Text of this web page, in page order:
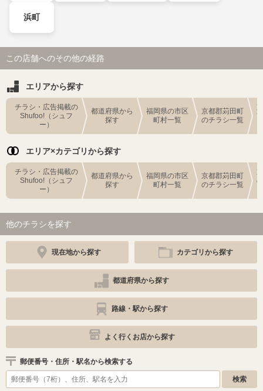
浜町
この店舗へのその他の経路
エリアから探す
チラシ・広告掲載の
Shufoo!（シュフ
ー）
都道府県から
探す
福岡県の市区
町村一覧
京都郡苅田町
のチラシ一覧
エリア×カテゴリから探す
チラシ・広告掲載の
Shufoo!（シュフ
ー）
都道府県から
探す
福岡県の市区
町村一覧
京都郡苅田町
のチラシ一覧
他のチラシを探す
現在地から探す カテゴリから探す
都道府県から探す
路線・駅から探す
よく行くお店から探す
郵便番号・住所・駅名から検索する